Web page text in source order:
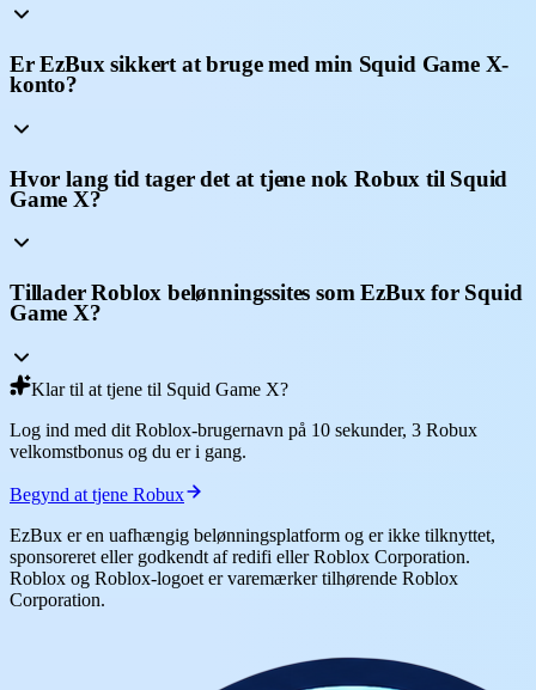
Er EzBux sikkert at bruge med min Squid Game X-
konto?
Hvor lang tid tager det at tjene nok Robux til Squid
Game X?
Tillader Roblox belønningssites som EzBux for Squid
Game X?
Klar til at tjene til Squid Game X?
Log ind med dit Roblox-brugernavn på 10 sekunder, 3 Robux
velkomstbonus og du er i gang.
Begynd at tjene Robux
EzBux er en uafhængig belønningsplatform og er ikke tilknyttet,
sponsoreret eller godkendt af redifi eller Roblox Corporation.
Roblox og Roblox-logoet er varemærker tilhørende Roblox
Corporation.